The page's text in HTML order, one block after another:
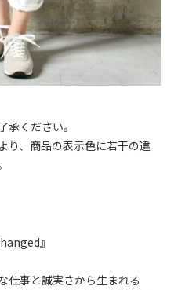
ください。
り、商品の表示色に若干の違
』
仕事と誠実さから生まれる